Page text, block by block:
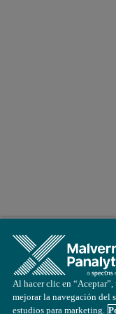
Al hacer clic en “Aceptar”,
mejorar la navegación del
estudios para marketing.